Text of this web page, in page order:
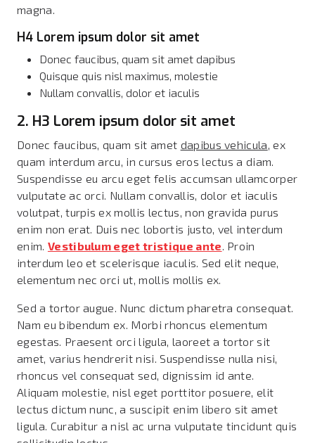
magna.
H4 Lorem ipsum dolor sit amet
Donec faucibus, quam sit amet dapibus
Quisque quis nisl maximus, molestie
Nullam convallis, dolor et iaculis
2. H3 Lorem ipsum dolor sit amet
Donec faucibus, quam sit amet dapibus vehicula, ex
quam interdum arcu, in cursus eros lectus a diam.
Suspendisse eu arcu eget felis accumsan ullamcorper
vulputate ac orci. Nullam convallis, dolor et iaculis
volutpat, turpis ex mollis lectus, non gravida purus
enim non erat. Duis nec lobortis justo, vel interdum
enim. Vestibulum eget tristique ante. Proin
interdum leo et scelerisque iaculis. Sed elit neque,
elementum nec orci ut, mollis mollis ex.
Sed a tortor augue. Nunc dictum pharetra consequat.
Nam eu bibendum ex. Morbi rhoncus elementum
egestas. Praesent orci ligula, laoreet a tortor sit
amet, varius hendrerit nisi. Suspendisse nulla nisi,
rhoncus vel consequat sed, dignissim id ante.
Aliquam molestie, nisl eget porttitor posuere, elit
lectus dictum nunc, a suscipit enim libero sit amet
ligula. Curabitur a nisl ac urna vulputate tincidunt quis